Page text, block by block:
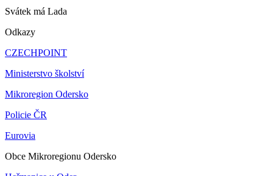
Svátek má Lada
Odkazy
CZECHPOINT
Ministerstvo školství
Mikroregion Odersko
Policie ČR
Eurovia
Obce Mikroregionu Odersko